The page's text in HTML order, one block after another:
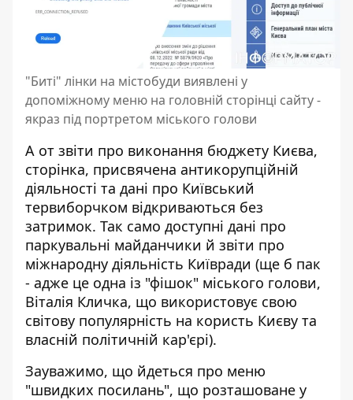
"Биті" лінки на містобуди виявлені у
допоміжному меню на головній сторінці сайту -
якраз під портретом міського голови
А от звіти про виконання бюджету Києва,
сторінка, присвячена антикорупційній
діяльності та дані про Київський
тервиборчком відкриваються без
затримок. Так само доступні дані про
паркувальні майданчики й звіти про
міжнародну діяльність Київради (ще б пак
- адже це одна із "фішок" міського голови,
Віталія Кличка, що використовує свою
світову популярність на користь Києву та
власній політичній кар'єрі).
Зауважимо, що йдеться про меню
"швидких посилань", що розташоване у